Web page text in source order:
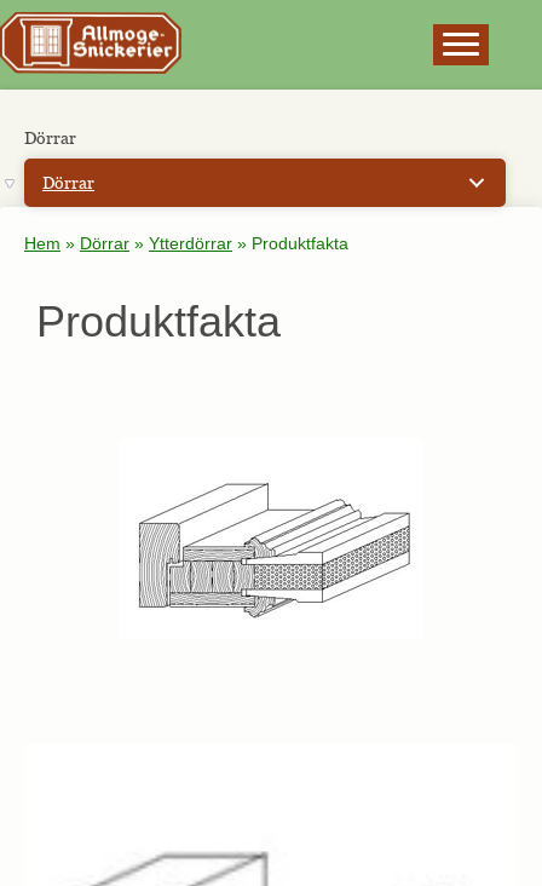
Dörrar
Dörrar
Hem » Dörrar » Ytterdörrar » Produktfakta
Produktfakta